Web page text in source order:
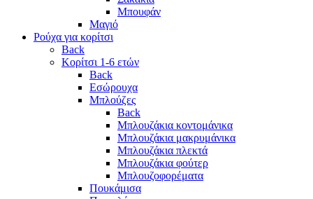
Μπουφάν
Μαγιό
Ρούχα για κορίτσι
Back
Κορίτσι 1-6 ετών
Back
Εσώρουχα
Μπλούζες
Back
Μπλουζάκια κοντομάνικα
Μπλουζάκια μακρυμάνικα
Μπλουζάκια πλεκτά
Μπλουζάκια φούτερ
Μπλουζοφορέματα
Πουκάμισα